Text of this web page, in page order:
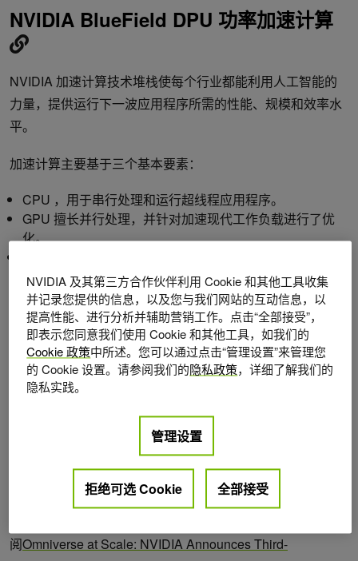
NVIDIA BlueField DPU 功率加速计算
NVIDIA 加速计算技术堆栈使每个行业都能利用人工智能的
力量，提供运行下一波应用程序所需的性能、规模和效率水
平。​
加速计算主要基于三个基本要素：​
CPU ，用于串行处理和运行超线程应用程序。
GPU 擅长并行处理，并针对加速现代工作负载进行了优
化。
离数据中心网络、存储、安全和可管理性工作负载。
在现代软件定义的数据中心中，执行虚拟化、网络、存储和
安全的操作系统可能会消耗数据中心 CPU 核心和相关电源
的近一半。数据中心必须加速每个工作负载以回收电力，并
为创收工作负载释放 CPU
NVIDIA BlueField 数据处理器 (DPUs)
操作系统和基础设施软件。
NVIDIA 正在其数据中心计算系统中集成 BlueField -3 ，包
NVIDIA OVX 系统，用于创建和操作NVIDIA
阅Omniverse at Scale: NVIDIA Announces Third-
NVIDIA 及其第三方合作伙伴利用 Cookie 和其他工具收集
并记录您提供的信息，以及您与我们网站的互动信息，以
提高性能、进行分析并辅助营销工作。点击“全部接受”，
即表示您同意我们使用 Cookie 和其他工具，如我们的
Cookie 政策中所述。您可以通过点击“管理设置”来管理您
的 Cookie 设置。请参阅我们的隐私政策，详细了解我们的
隐私实践。
管理设置
拒绝可选 Cookie 全部接受